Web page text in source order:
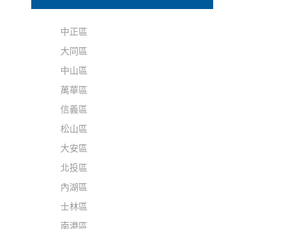
中正區
大同區
中山區
萬華區
信義區
松山區
大安區
北投區
內湖區
士林區
南港區